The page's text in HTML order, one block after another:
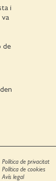
i
de
Política de privacitat
Política de cookies
Avís legal